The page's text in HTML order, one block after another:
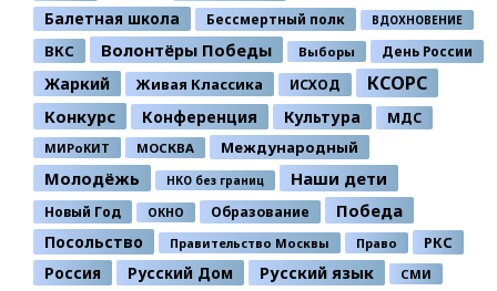
Балетная школа Бессмертный полк ВДОХНОВЕНИЕ
ВКС Волонтёры Победы Выборы День России
Жаркий Живая Классика ИСХОД КСОРС
Конкурс Конференция Культура МДС
МИРоКИТ МОСКВА Международный
Молодёжь НКО без границ Наши дети
Новый Год ОКНО Образование Победа
Посольство Правительство Москвы Право РКС
Россия Русский Дом Русский язык СМИ